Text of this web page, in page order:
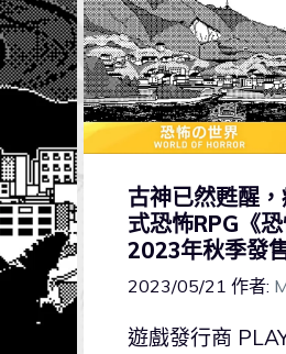
古神已然甦醒
式恐怖RPG《
2023年秋季發
2023/05/21 作者:
遊戲發行商